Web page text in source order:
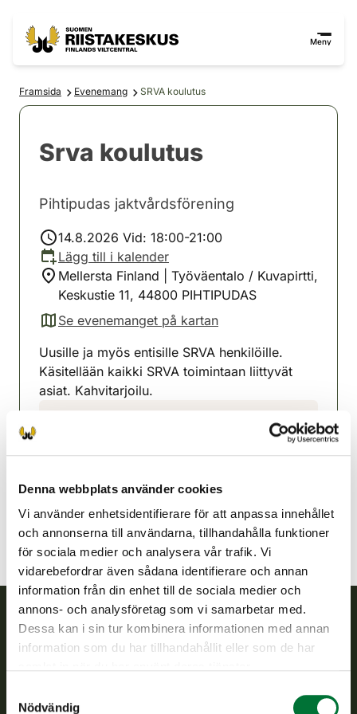
Denna webbplats använder cookies
Vi använder enhetsidentifierare för att anpassa innehållet
och annonserna till användarna, tillhandahålla funktioner
för sociala medier och analysera vår trafik. Vi
vidarebefordrar även sådana identifierare och annan
information från din enhet till de sociala medier och
annons- och analysföretag som vi samarbetar med.
Dessa kan i sin tur kombinera informationen med annan
information som du har tillhandahållit eller som de har
Nödvändig
Meny
Framsida Evenemang SRVA koulutus
Srva koulutus
Pihtipudas jaktvårdsförening
14.8.2026 Vid: 18:00-21:00
Lägg till i kalender
Mellersta Finland | Työväentalo / Kuvapirtti,
Keskustie 11, 44800 PIHTIPUDAS
Se evenemanget på kartan
(avautuu uuteen välilehteen)
Uusille ja myös entisille SRVA henkilöille.
Käsitellään kaikki SRVA toimintaan liittyvät
asiat. Kahvitarjoilu.
pihtipudas@rhy.riista.fi
Finlands viltcentral
jaktvårdsföreningarnas verksamhet, ser till att viltpolitiken